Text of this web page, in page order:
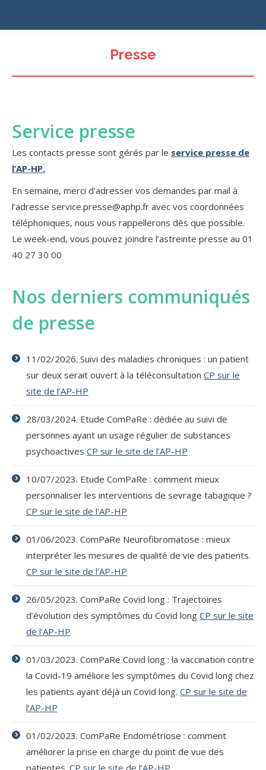
Presse
Service presse
Les contacts presse sont gérés par le service presse de
l’AP-HP.
En semaine, merci d’adresser vos demandes par mail à
l’adresse service.presse@aphp.fr avec vos coordonnées
téléphoniques, nous vous rappellerons dès que possible.
Le week-end, vous pouvez joindre l’astreinte presse au 01
40 27 30 00
Nos derniers communiqués
de presse
11/02/2026. Suivi des maladies chroniques : un patient
sur deux serait ouvert à la téléconsultation CP sur le
site de l’AP-HP
28/03/2024. Etude ComPaRe : dédiée au suivi de
personnes ayant un usage régulier de substances
psychoactives CP sur le site de l’AP-HP
10/07/2023. Etude ComPaRe : comment mieux
personnaliser les interventions de sevrage tabagique ?
CP sur le site de l’AP-HP
01/06/2023. ComPaRe Neurofibromatose : mieux
interpréter les mesures de qualité de vie des patients.
CP sur le site de l’AP-HP
26/05/2023. ComPaRe Covid long : Trajectoires
d’évolution des symptômes du Covid long CP sur le site
de l’AP-HP
01/03/2023. ComPaRe Covid long : la vaccination contre
la Covid-19 améliore les symptômes du Covid long chez
les patients ayant déjà un Covid long. CP sur le site de
l’AP-HP
01/02/2023. ComPaRe Endométriose : comment
améliorer la prise en charge du point de vue des
patientes. CP sur le site de l’AP-HP